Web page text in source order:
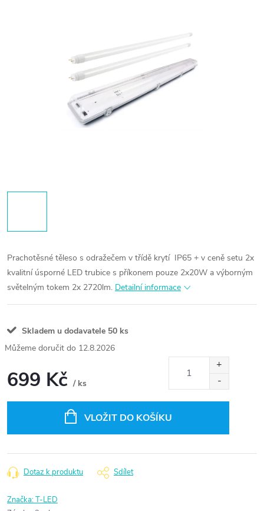
Prachotěsné těleso s odražečem v třídě krytí IP65 + v ceně setu 2x
kvalitní úsporné LED trubice s příkonem pouze 2x20W a výborným
světelným tokem 2x 2720lm. Detailní informace
Skladem u dodavatele 50 ks
12.8.2026
699 Kč / ks
VLOŽIT DO KOŠÍKU
Dotaz k produktu Sdílet
Značka:T-LED